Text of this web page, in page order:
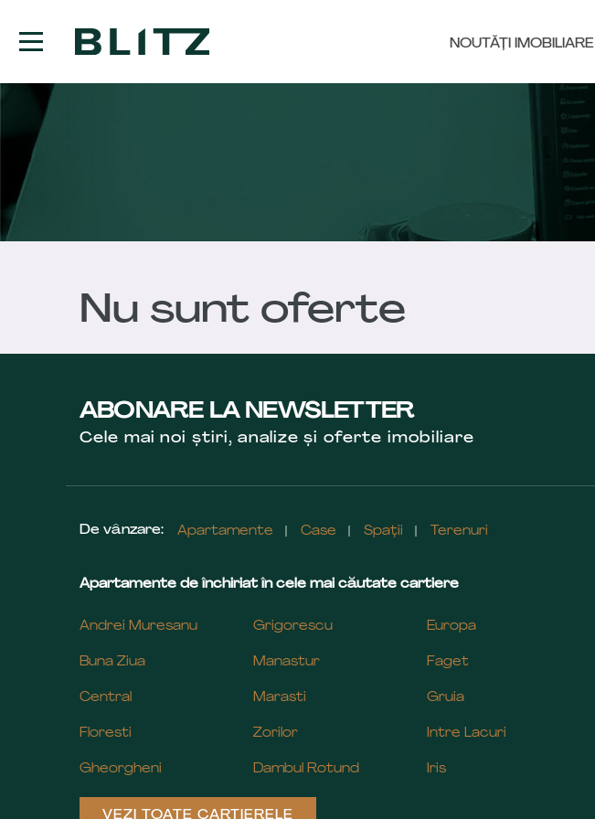
NOUTĂȚI IMOBILIARE
Nu sunt oferte
ABONARE LA NEWSLETTER
Cele mai noi știri, analize și oferte imobiliare
De vânzare: Apartamente Case Spații Terenuri
Apartamente de închiriat în cele mai căutate cartiere
Andrei Muresanu
Buna Ziua
Central
Floresti
Gheorgheni
Grigorescu
Manastur
Marasti
Zorilor
Dambul Rotund
Europa
Faget
Gruia
Intre Lacuri
Iris
VEZI TOATE CARTIERELE